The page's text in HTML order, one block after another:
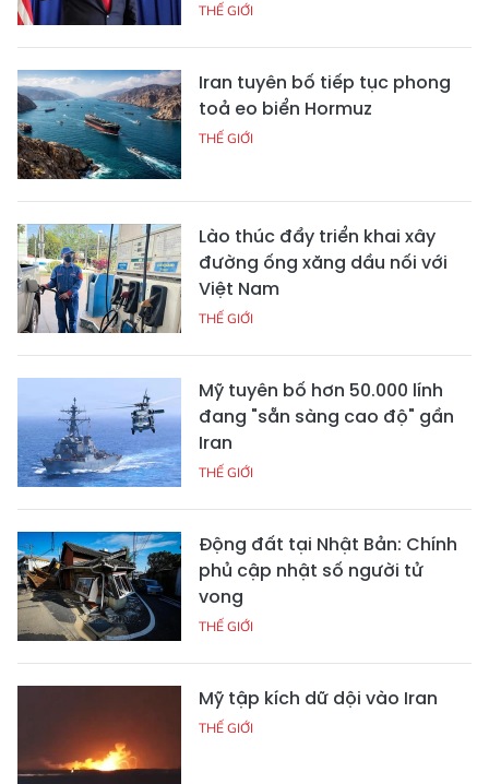
THẾ GIỚI
Iran tuyên bố tiếp tục phong
toả eo biển Hormuz
THẾ GIỚI
Lào thúc đẩy triển khai xây
đường ống xăng dầu nối với
Việt Nam
THẾ GIỚI
Mỹ tuyên bố hơn 50.000 lính
đang "sẵn sàng cao độ" gần
Iran
THẾ GIỚI
Động đất tại Nhật Bản: Chính
phủ cập nhật số người tử
vong
THẾ GIỚI
Mỹ tập kích dữ dội vào Iran
THẾ GIỚI